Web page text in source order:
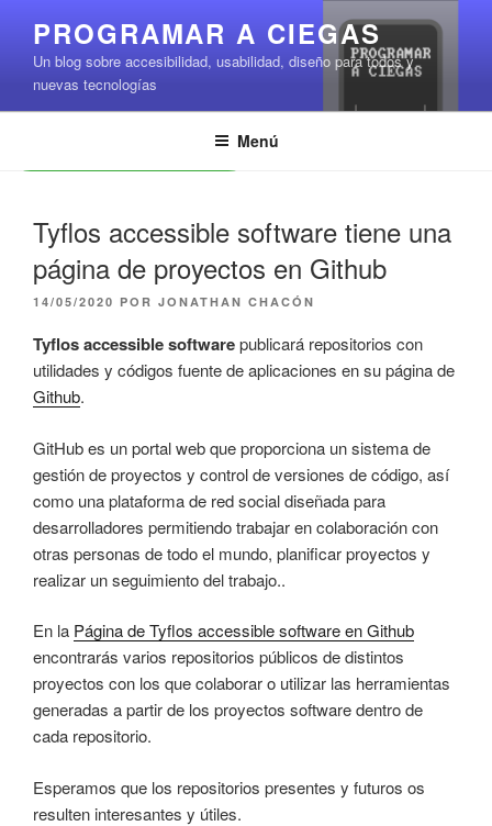
contenido
PROGRAMAR A CIEGAS
Un blog sobre accesibilidad, usabilidad, diseño para todos y
nuevas tecnologías
Menú
Tyflos accessible software tiene una
página de proyectos en Github
PUBLICADO
14/05/2020 POR JONATHAN CHACÓN
Tyflos accessible softwarepublicará repositorios con
utilidades y códigos fuente de aplicaciones en su página de
Github.
GitHub es un portal web que proporciona un sistema de
gestión de proyectos y control de versiones de código, así
como una plataforma de red social diseñada para
desarrolladores permitiendo trabajar en colaboración con
otras personas de todo el mundo, planificar proyectos y
realizar un seguimiento del trabajo..
En la Página de Tyflos accessible software en Github
encontrarás varios repositorios públicos de distintos
proyectos con los que colaborar o utilizar las herramientas
generadas a partir de los proyectos software dentro de
cada repositorio.
Esperamos que los repositorios presentes y futuros os
resulten interesantes y útiles.